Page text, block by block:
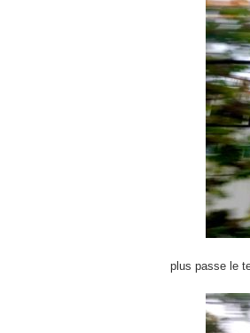
plus passe le